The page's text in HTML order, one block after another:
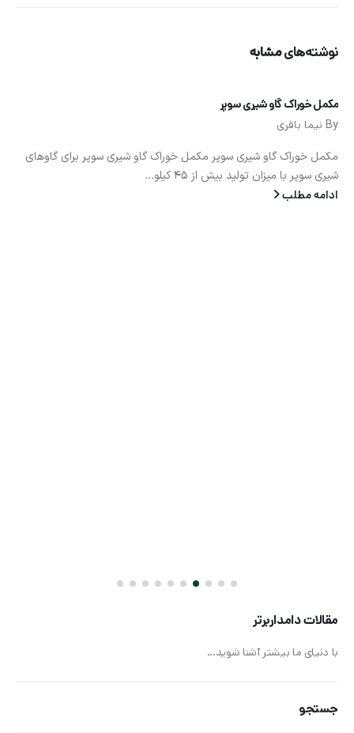
نوشته‌هایمشابه
مکمل خوراک گاو شیری سوپر
By نیما باقری
مکمل خوراک گاو شیری سوپر مکمل خوراک گاو شیری سوپر برای گاوهای
شیری سوپر با میزان تولید بیش از 45 کیلو...
ادامه مطلب
مقالات دامداربرتر
با دنیای ما بیشتر آشنا شوید...
جستجو